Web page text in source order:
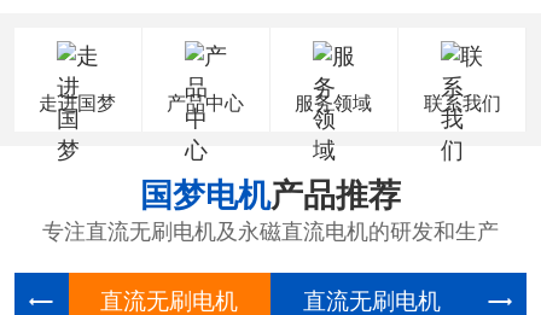
走进国梦 产品中心 服务领域 联系我们
国梦电机产品推荐
专注直流无刷电机及永磁直流电机的研发和生产
直流无刷 直流无刷 高压